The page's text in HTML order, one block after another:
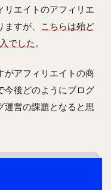
リエイトのアフィリエ
すが、
こちらは殆ど
でした 。
がアフィリエイトの商
今後どのようにブログ
運営の課題となると思